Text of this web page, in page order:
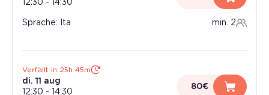
12:30 - 14:30
Sprache: Ita min. 2
Verfällt in 25h 45m
di. 11 aug
12:30 - 14:30
80€